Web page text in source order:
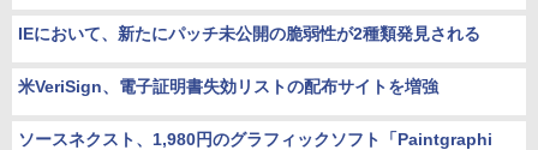
IEにおいて、新たにパッチ未公開の脆弱性が2種類発見される
米VeriSign、電子証明書失効リストの配布サイトを増強
ソースネクスト、1,980円のグラフィックソフト「Paintgraphi